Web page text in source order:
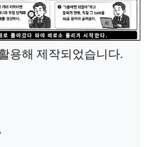
용해 제작되었습니다.